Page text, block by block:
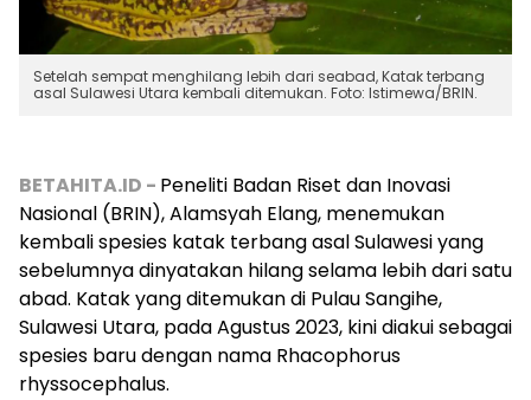
Setelah sempat menghilang lebih dari seabad, Katak terbang
asal Sulawesi Utara kembali ditemukan. Foto: Istimewa/BRIN.
BETAHITA.ID - Peneliti Badan Riset dan Inovasi
Nasional (BRIN), Alamsyah Elang, menemukan
kembali spesies katak terbang asal Sulawesi yang
sebelumnya dinyatakan hilang selama lebih dari satu
abad. Katak yang ditemukan di Pulau Sangihe,
Sulawesi Utara, pada Agustus 2023, kini diakui sebagai
spesies baru dengan nama Rhacophorus
rhyssocephalus.